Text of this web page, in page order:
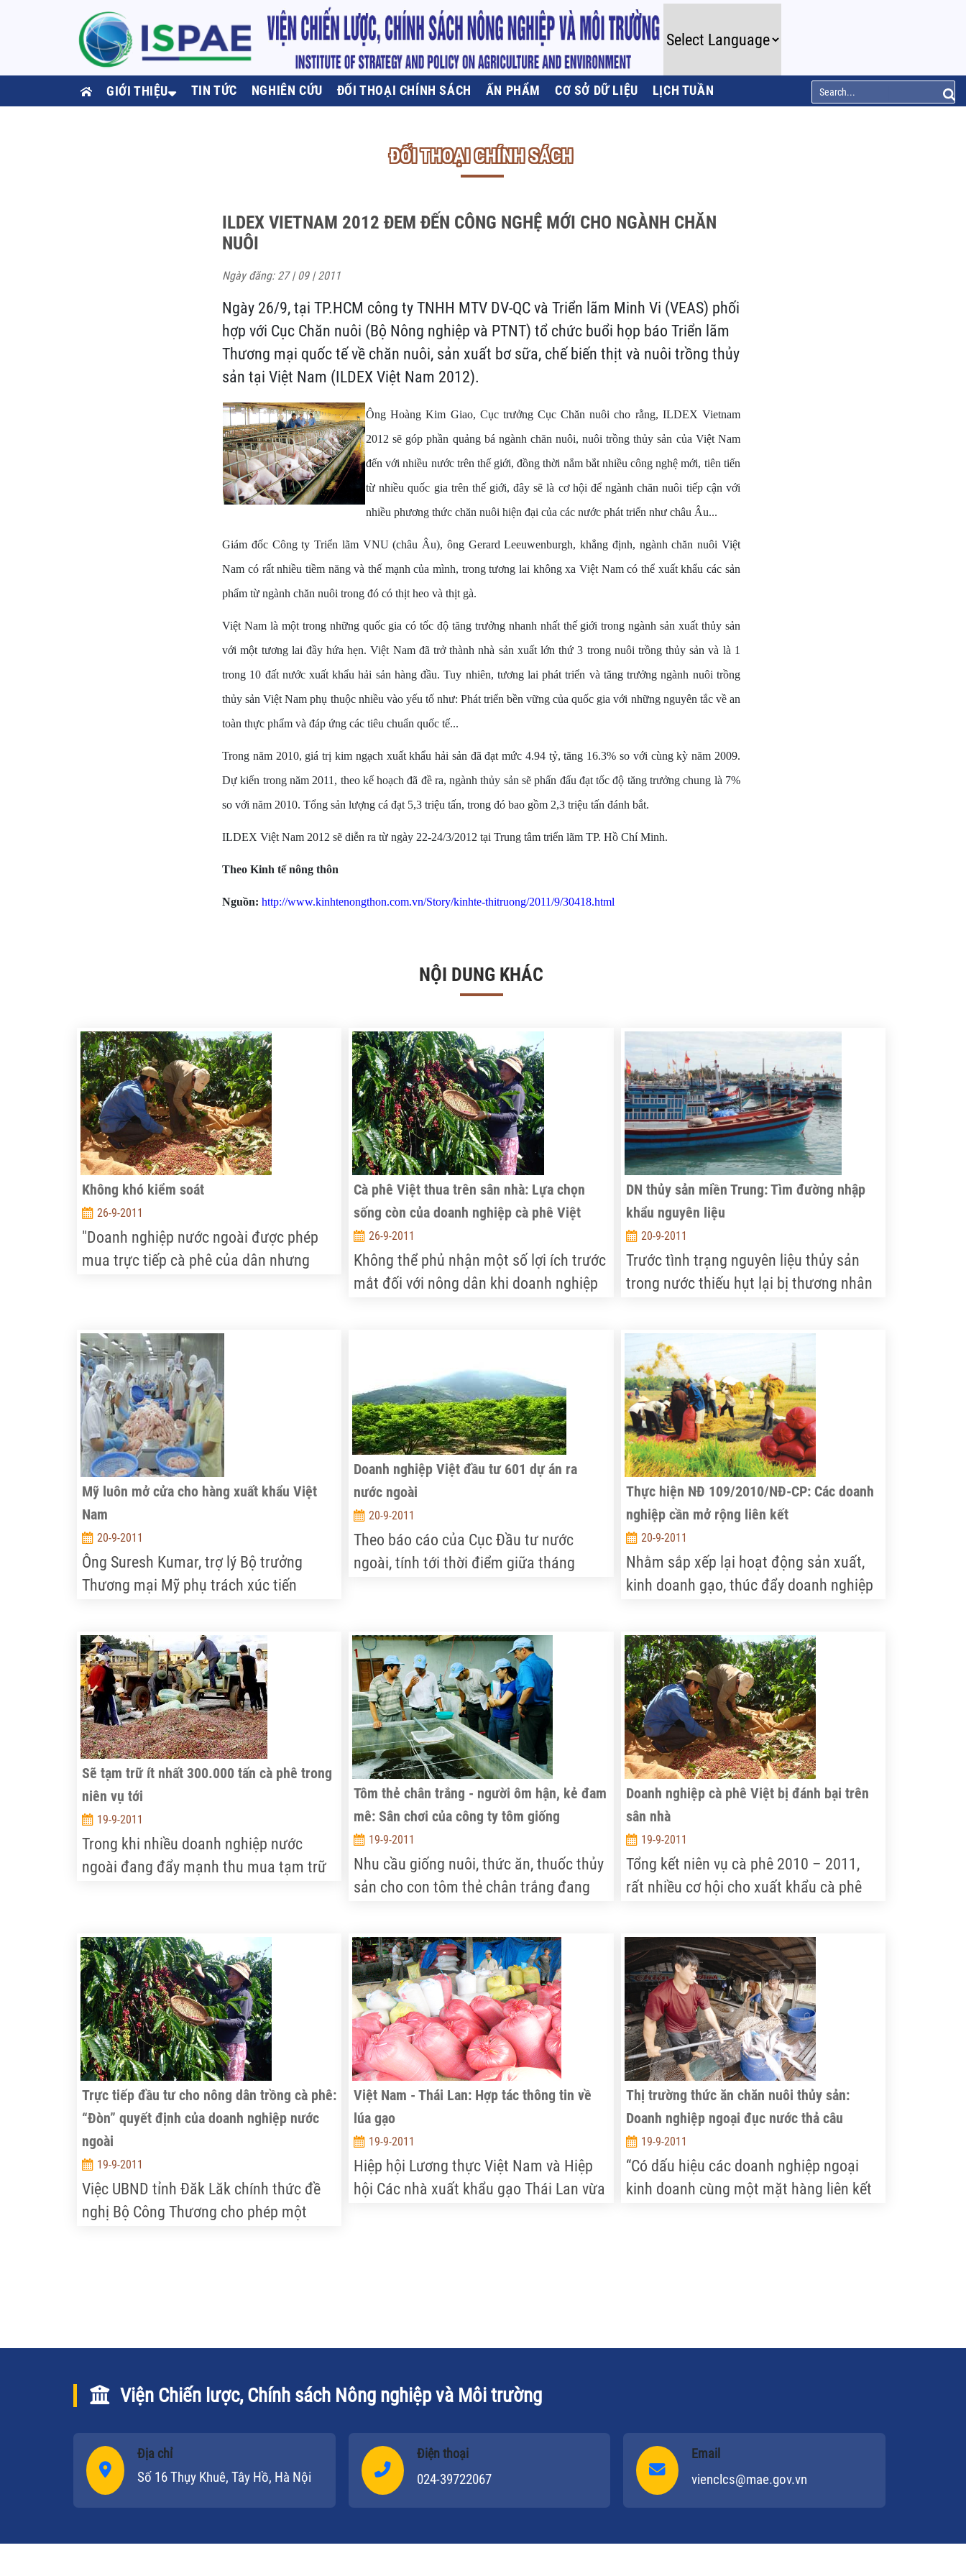
GIỚI THIỆU TIN TỨC NGHIÊN CỨU ĐỐI THOẠI CHÍNH SÁCH ẤN PHẨM CƠ SỞ DỮ LIỆU LỊCH TUẦN
ĐỐI THOẠI CHÍNH SÁCH
ILDEX VIETNAM 2012 ĐEM ĐẾN CÔNG NGHỆ MỚI CHO NGÀNH CHĂN
NUÔI
Ngày đăng: 27 | 09 | 2011
Ngày 26/9, tại TP.HCM công ty TNHH MTV DV-QC và Triển lãm Minh Vi (VEAS) phối
hợp với Cục Chăn nuôi (Bộ Nông nghiệp và PTNT) tổ chức buổi họp báo Triển lãm
Thương mại quốc tế về chăn nuôi, sản xuất bơ sữa, chế biến thịt và nuôi trồng thủy
sản tại Việt Nam (ILDEX Việt Nam 2012).
Ông Hoàng Kim Giao, Cục trưởng Cục Chăn nuôi cho rằng, ILDEX Vietnam
2012 sẽ góp phần quảng bá ngành chăn nuôi, nuôi trồng thủy sản của Việt Nam
đến với nhiều nước trên thế giới, đồng thời nắm bắt nhiều công nghệ mới, tiên tiến
từ nhiều quốc gia trên thế giới, đây sẽ là cơ hội để ngành chăn nuôi tiếp cận với
nhiều phương thức chăn nuôi hiện đại của các nước phát triển như châu Âu...
Giám đốc Công ty Triển lãm VNU (châu Âu), ông Gerard Leeuwenburgh, khẳng định, ngành chăn nuôi Việt
Nam có rất nhiều tiềm năng và thế mạnh của mình, trong tương lai không xa Việt Nam có thể xuất khẩu các sản
phẩm từ ngành chăn nuôi trong đó có thịt heo và thịt gà.
Việt Nam là một trong những quốc gia có tốc độ tăng trưởng nhanh nhất thế giới trong ngành sản xuất thủy sản
với một tương lai đầy hứa hẹn. Việt Nam đã trở thành nhà sản xuất lớn thứ 3 trong nuôi trồng thủy sản và là 1
trong 10 đất nước xuất khẩu hải sản hàng đầu. Tuy nhiên, tương lai phát triển và tăng trưởng ngành nuôi trồng
thủy sản Việt Nam phụ thuộc nhiều vào yếu tố như: Phát triển bền vững của quốc gia với những nguyên tắc về an
toàn thực phẩm và đáp ứng các tiêu chuẩn quốc tế...
Trong năm 2010, giá trị kim ngạch xuất khẩu hải sản đã đạt mức 4.94 tỷ, tăng 16.3% so với cùng kỳ năm 2009.
Dự kiến trong năm 2011, theo kế hoạch đã đề ra, ngành thủy sản sẽ phấn đấu đạt tốc độ tăng trưởng chung là 7%
so với năm 2010. Tổng sản lượng cá đạt 5,3 triệu tấn, trong đó bao gồm 2,3 triệu tấn đánh bắt.
ILDEX Việt Nam 2012 sẽ diễn ra từ ngày 22-24/3/2012 tại Trung tâm triển lãm TP. Hồ Chí Minh.
Theo Kinh tế nông thôn
Nguồn:http://www.kinhtenongthon.com.vn/Story/kinhte-thitruong/2011/9/30418.html
NỘI DUNG KHÁC
Không khó kiểm soát
26-9-2011
"Doanh nghiệp nước ngoài được phép
mua trực tiếp cà phê của dân nhưng
của chúng ta".
Cà phê Việt thua trên sân nhà: Lựa chọn
sống còn của doanh nghiệp cà phê Việt
26-9-2011
Không thể phủ nhận một số lợi ích trước
mắt đối với nông dân khi doanh nghiệp
DN thủy sản miền Trung: Tìm đường nhập
khẩu nguyên liệu
20-9-2011
Trước tình trạng nguyên liệu thủy sản
trong nước thiếu hụt lại bị thương nhân
“sân nhà”, khiến nhiều doanh nghiệp chế
biến thủy sản đang thiếu nguyên liệu
trầm trọng và biện pháp mà các doanh
nghiệp này lựa chọn là nhập khẩu
nguyên liệu.
Mỹ luôn mở cửa cho hàng xuất khẩu Việt
Nam
20-9-2011
Ông Suresh Kumar, trợ lý Bộ trưởng
Thương mại Mỹ phụ trách xúc tiến
cửa thị trường cho các sản phẩm xuất
khẩu của Việt Nam đáp ứng các điều
kiện về chất lượng, vì Việt Nam được
chọn là một trong các thị trường ưu tiên
trong Sáng kiến xuất khẩu quốc gia của
chính quyền tổng thống Barack Obama.
Doanh nghiệp Việt đầu tư 601 dự án ra
nước ngoài
20-9-2011
Theo báo cáo của Cục Đầu tư nước
ngoài, tính tới thời điểm giữa tháng
thổ với tổng mức đầu tư đăng ký hơn 10
tỷ USD và vốn thực hiện đạt hơn 2 tỷ
USD.
Thực hiện NĐ 109/2010/NĐ-CP: Các doanh
nghiệp cần mở rộng liên kết
20-9-2011
Nhằm sắp xếp lại hoạt động sản xuất,
kinh doanh gạo, thúc đẩy doanh nghiệp
cạnh tranh, Chính phủ đã ban hành Nghị
định 109/2010/NĐ-CP . Theo đó, từ
ngày 1/10/2011, thương nhân không có
giấy chứng nhận sẽ không được tham
gia kinh doanh xuất khẩu gạo.
Sẽ tạm trữ ít nhất 300.000 tấn cà phê trong
niên vụ tới
19-9-2011
Trong khi nhiều doanh nghiệp nước
ngoài đang đẩy mạnh thu mua tạm trữ
Tôm thẻ chân trắng - người ôm hận, kẻ đam
mê: Sân chơi của công ty tôm giống
19-9-2011
Nhu cầu giống nuôi, thức ăn, thuốc thủy
sản cho con tôm thẻ chân trắng đang
doanh lĩnh vực này. Và “sân chơi” đang
chủ yếu dành cho công ty nước ngoài.
Doanh nghiệp cà phê Việt bị đánh bại trên
sân nhà
19-9-2011
Tổng kết niên vụ cà phê 2010 – 2011,
rất nhiều cơ hội cho xuất khẩu cà phê
không chỉ chưa tận dụng được lợi thế để
phát triển mà còn bị các doanh nghiệp
nước ngoài lấn át.
Trực tiếp đầu tư cho nông dân trồng cà phê:
“Đòn” quyết định của doanh nghiệp nước
ngoài
19-9-2011
Việc UBND tỉnh Đăk Lăk chính thức đề
nghị Bộ Công Thương cho phép một
lâu dài.
Việt Nam - Thái Lan: Hợp tác thông tin về
lúa gạo
19-9-2011
Hiệp hội Lương thực Việt Nam và Hiệp
hội Các nhà xuất khẩu gạo Thái Lan vừa
Thị trường thức ăn chăn nuôi thủy sản:
Doanh nghiệp ngoại đục nước thả câu
19-9-2011
“Có dấu hiệu các doanh nghiệp ngoại
kinh doanh cùng một mặt hàng liên kết
trưởng Bộ NN&PTNT Lương Lê Phương
Viện Chiến lược, Chính sách Nông nghiệp và Môi trường
Địa chỉ
Số 16 Thụy Khuê, Tây Hồ, Hà Nội
Điện thoại
024-39722067
Email
vienclcs@mae.gov.vn